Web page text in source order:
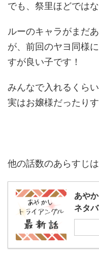
でも、祭里ほどでは
ルーのキャラがまだ
が、前回のヤヨ同様
すが良い子です！
みんなで入れるくら
実はお嬢様だったり
他の話数のあらすじ
あや
ネタ